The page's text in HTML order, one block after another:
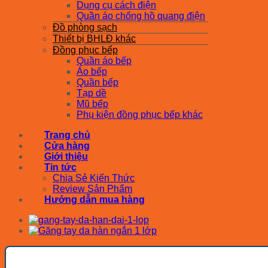
Dụng cụ cách điện
Quần áo chống hồ quang điện
Đồ phòng sạch
Thiết bị BHLĐ khác
Đồng phục bếp
Quần áo bếp
Áo bếp
Quần bếp
Tạp dề
Mũ bếp
Phụ kiện đồng phục bếp khác
Trang chủ
Cửa hàng
Giới thiệu
Tin tức
Chia Sẻ Kiến Thức
Review Sản Phẩm
Hướng dẫn mua hàng